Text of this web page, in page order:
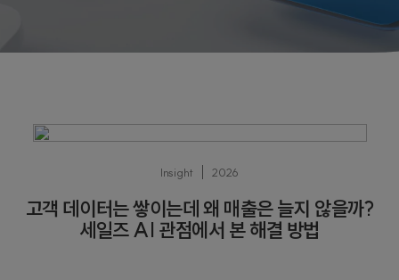
Insight 2026
고객 데이터는 쌓이는데 왜 매출은 늘지 않을까?
세일즈 AI 관점에서 본 해결 방법